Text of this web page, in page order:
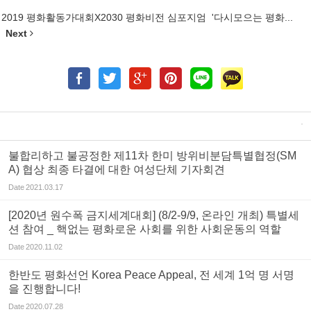
2019 평화활동가대회X2030 평화비전 심포지엄 '다시모으는 평화...
Next
불합리하고 불공정한 제11차 한미 방위비분담특별협정(SM
A) 협상 최종 타결에 대한 여성단체 기자회견
Date2021.03.17
[2020년 원수폭 금지세계대회] (8/2-9/9, 온라인 개최) 특별세
션 참여 _ 핵없는 평화로운 사회를 위한 사회운동의 역할
Date2020.11.02
한반도 평화선언 Korea Peace Appeal, 전 세계 1억 명 서명
을 진행합니다!
Date2020.07.28